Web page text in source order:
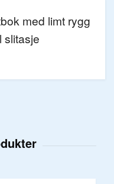
med limt rygg
slitasje